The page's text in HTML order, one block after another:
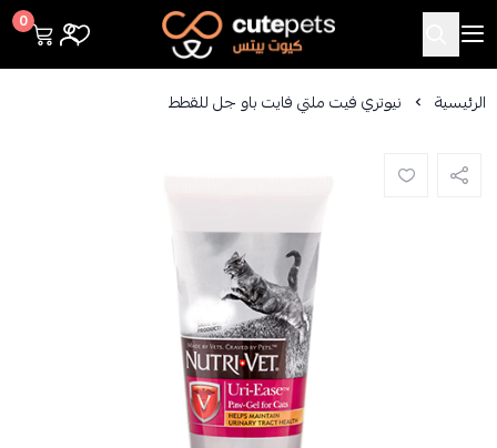
Cutepets
0
الرئيسية نيوتري فيت ملتي فايت باو جل للقطط